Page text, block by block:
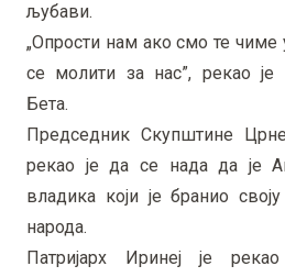
љубави.
„Опрости нам ако смо те чиме
се молити за нас”, рекао је
Бета.
Председник Скупштине
рекао је да се нада да је
владика који је бранио
народа.
Патријарх Иринеј је